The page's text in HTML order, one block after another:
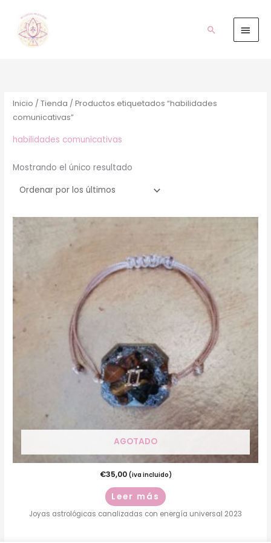
contenido
Buscar
Inicio /Tienda / Productos etiquetados “habilidades
comunicativas”
habilidades comunicativas
Mostrando el único resultado
AGOTADO
€35,00 (iva incluido)
Leer más
Joyas astrológicas canalizadas con energía universal 2023